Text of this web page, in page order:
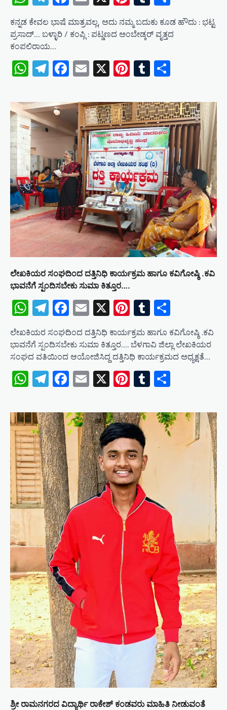
ಕನ್ನಡ ಕೇವಲ ಭಾಷೆ ಮಾತ್ರವಲ್ಲ, ಅದು ನಮ್ಮ ಬದುಕು ಕೂಡ ಹೌದು : ಭಟ್ಟ
ಪ್ರಸಾದ್… ಬಳ್ಳಾರಿ / ಕಂಪ್ಲಿ : ಪಟ್ಡಣದ ಅಂಬೇಡ್ಕರ್ ವೃತ್ತದ
ಕಂಪಲಿರಾಯ…
WhatsApp
Telegram
Facebook
Email
X Pinterest
Tumblr
ಲೇಖಕಿಯರ ಸಂಘದಿಂದ ದತ್ತಿನಿಧಿ ಕಾರ್ಯಕ್ರಮ ಹಾಗೂ ಕವಿಗೋಷ್ಠಿ .ಕವಿ
ಭಾವನೆಗೆ ಸ್ಪಂದಿಸಬೇಕು ಸುಮಾ ಕಿತ್ತೂರ….
WhatsApp
Telegram
Facebook
Email
X Pinterest
Tumblr
ಲೇಖಕಿಯರ ಸಂಘದಿಂದ ದತ್ತಿನಿಧಿ ಕಾರ್ಯಕ್ರಮ ಹಾಗೂ ಕವಿಗೋಷ್ಠಿ .ಕವಿ
ಭಾವನೆಗೆ ಸ್ಪಂದಿಸಬೇಕು ಸುಮಾ ಕಿತ್ತೂರ…. ಬೆಳಗಾವಿ ಜಿಲ್ಲಾ ಲೇಖಕಿಯರ
ಸಂಘದ ವತಿಯಿಂದ ಆಯೋಜಿಸಿದ್ದ ದತ್ತಿನಿಧಿ ಕಾರ್ಯಕ್ರಮದ ಅಧ್ಯಕ್ಷತೆ…
WhatsApp
Telegram
Facebook
Email
X Pinterest
Tumblr
ಶ್ರೀ ರಾಮನಗರದ ವಿದ್ಯಾರ್ಥಿ ರಾಕೇಶ್ ಕಂಡವರು ಮಾಹಿತಿ ನೀಡುವಂತೆ